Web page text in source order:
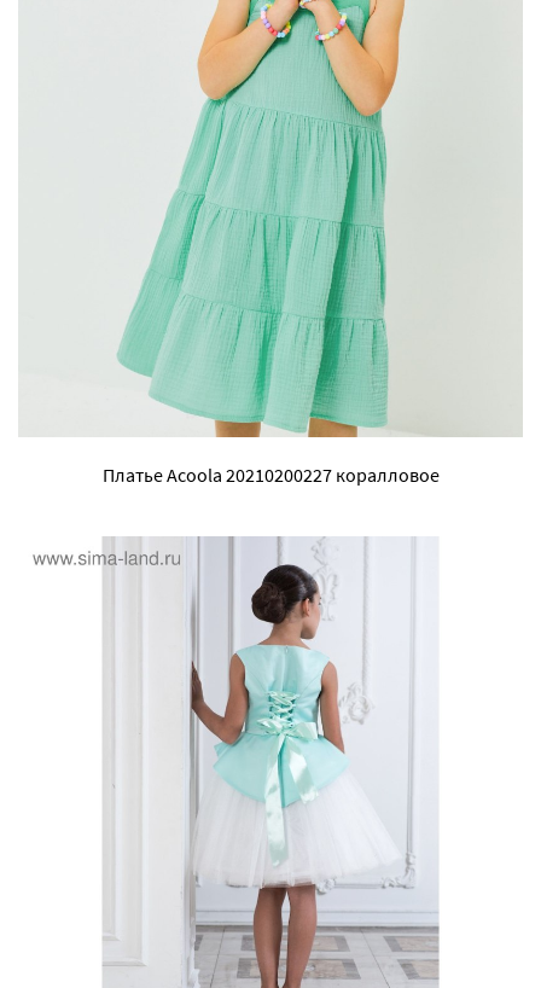
Платье Acoola 20210200227 коралловое